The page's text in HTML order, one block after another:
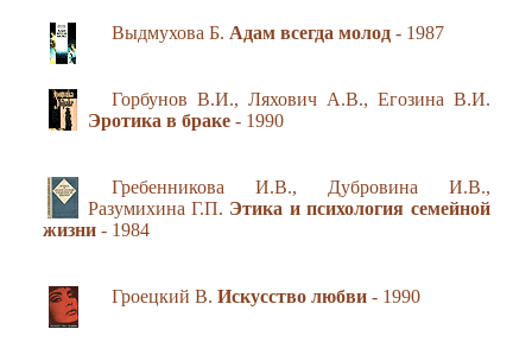
Выдмухова Б. Адам всегда молод- 1987
Горбунов В.И., Ляхович А.В., Егозина В.И.
Эротика в браке- 1990
Гребенникова И.В., Дубровина И.В.,
Разумихина Г.П. Этика и психология семейной
жизни- 1984
Гроецкий В. Искусство любви- 1990